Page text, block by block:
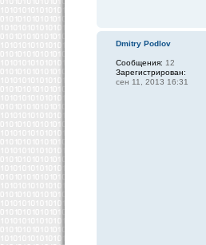
Dmitry Podlov
Сообщения: 12
Зарегистрирован:
сен 11, 2013 16:31